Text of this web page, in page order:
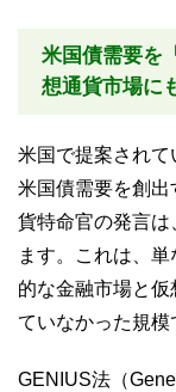
米国債需要を
想通貨市場に
米国で提案され
米国債需要を創出
貨特命官の発言
ます。これは、
的な金融市場と
ていなかった規模
GENIUS法（